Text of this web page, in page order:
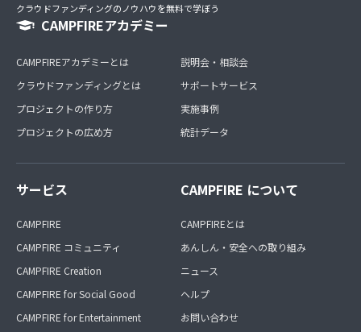
クラウドファンディングのノウハウを無料で学ぼう
CAMPFIREアカデミー
CAMPFIREアカデミーとは
クラウドファンディングとは
プロジェクトの作り方
プロジェクトの広め方
説明会・相談会
サポートサービス
実施事例
統計データ
サービス
CAMPFIRE
CAMPFIRE コミュニティ
CAMPFIRE Creation
CAMPFIRE for Social Good
CAMPFIRE for Entertainment
CAMPFIRE について
CAMPFIREとは
あんしん・安全への取り組み
ニュース
ヘルプ
お問い合わせ